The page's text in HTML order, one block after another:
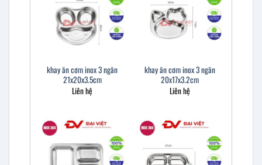
khay ăn cơm inox 3 ngăn
21x20x3.5cm
Liên hệ
khay ăn cơm inox 3 ngăn
20x17x3.2cm
Liên hệ